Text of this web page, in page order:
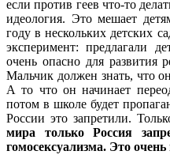
если против геев что-то
идеология. Это мешает
году в нескольких детских
эксперимент: предлагали
очень опасно для развития
Мальчик должен знать, что
А то что он начинает
потом в школе будет
России это запретили.
мира только Россия
гомосексуализма. Это